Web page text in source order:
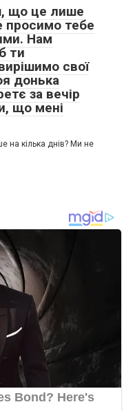
що це лише
просимо тебе
Нам
ти
свої
донька
за вечір
що мені
на кілька днів? Ми не